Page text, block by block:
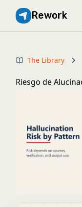
Rework
The Library
Riesgo de